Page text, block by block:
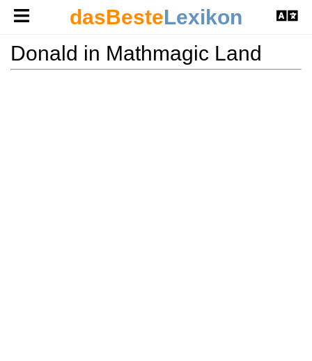
dasBesteLexikon
Donald in Mathmagic Land